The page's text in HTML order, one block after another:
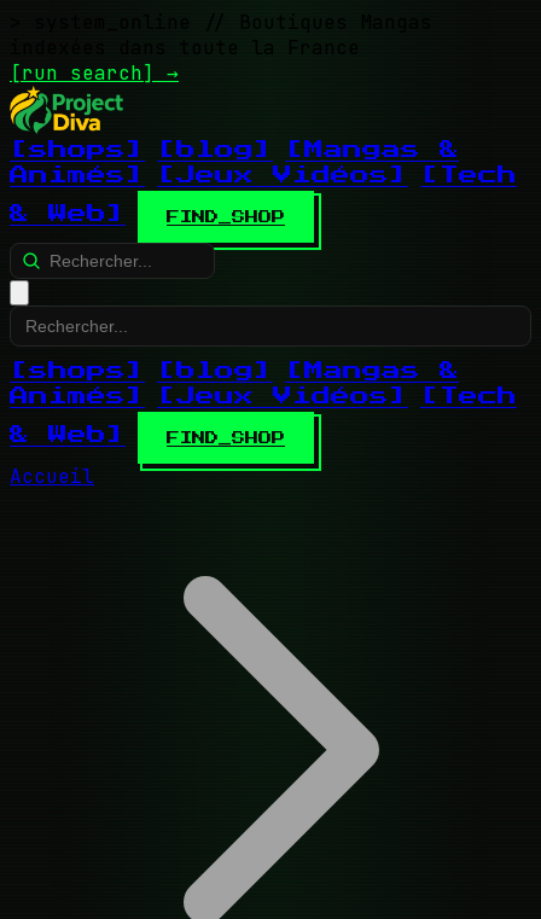
// Boutiques Mangas
indexées dans toute la France
[run search] →
[shops] [blog]
[Mangas &
Animés]
[Jeux Vidéos]
[Tech
& Web]
FIND_SHOP
[shops] [blog]
[Mangas &
Animés]
[Jeux Vidéos]
[Tech
& Web]
FIND_SHOP
Accueil